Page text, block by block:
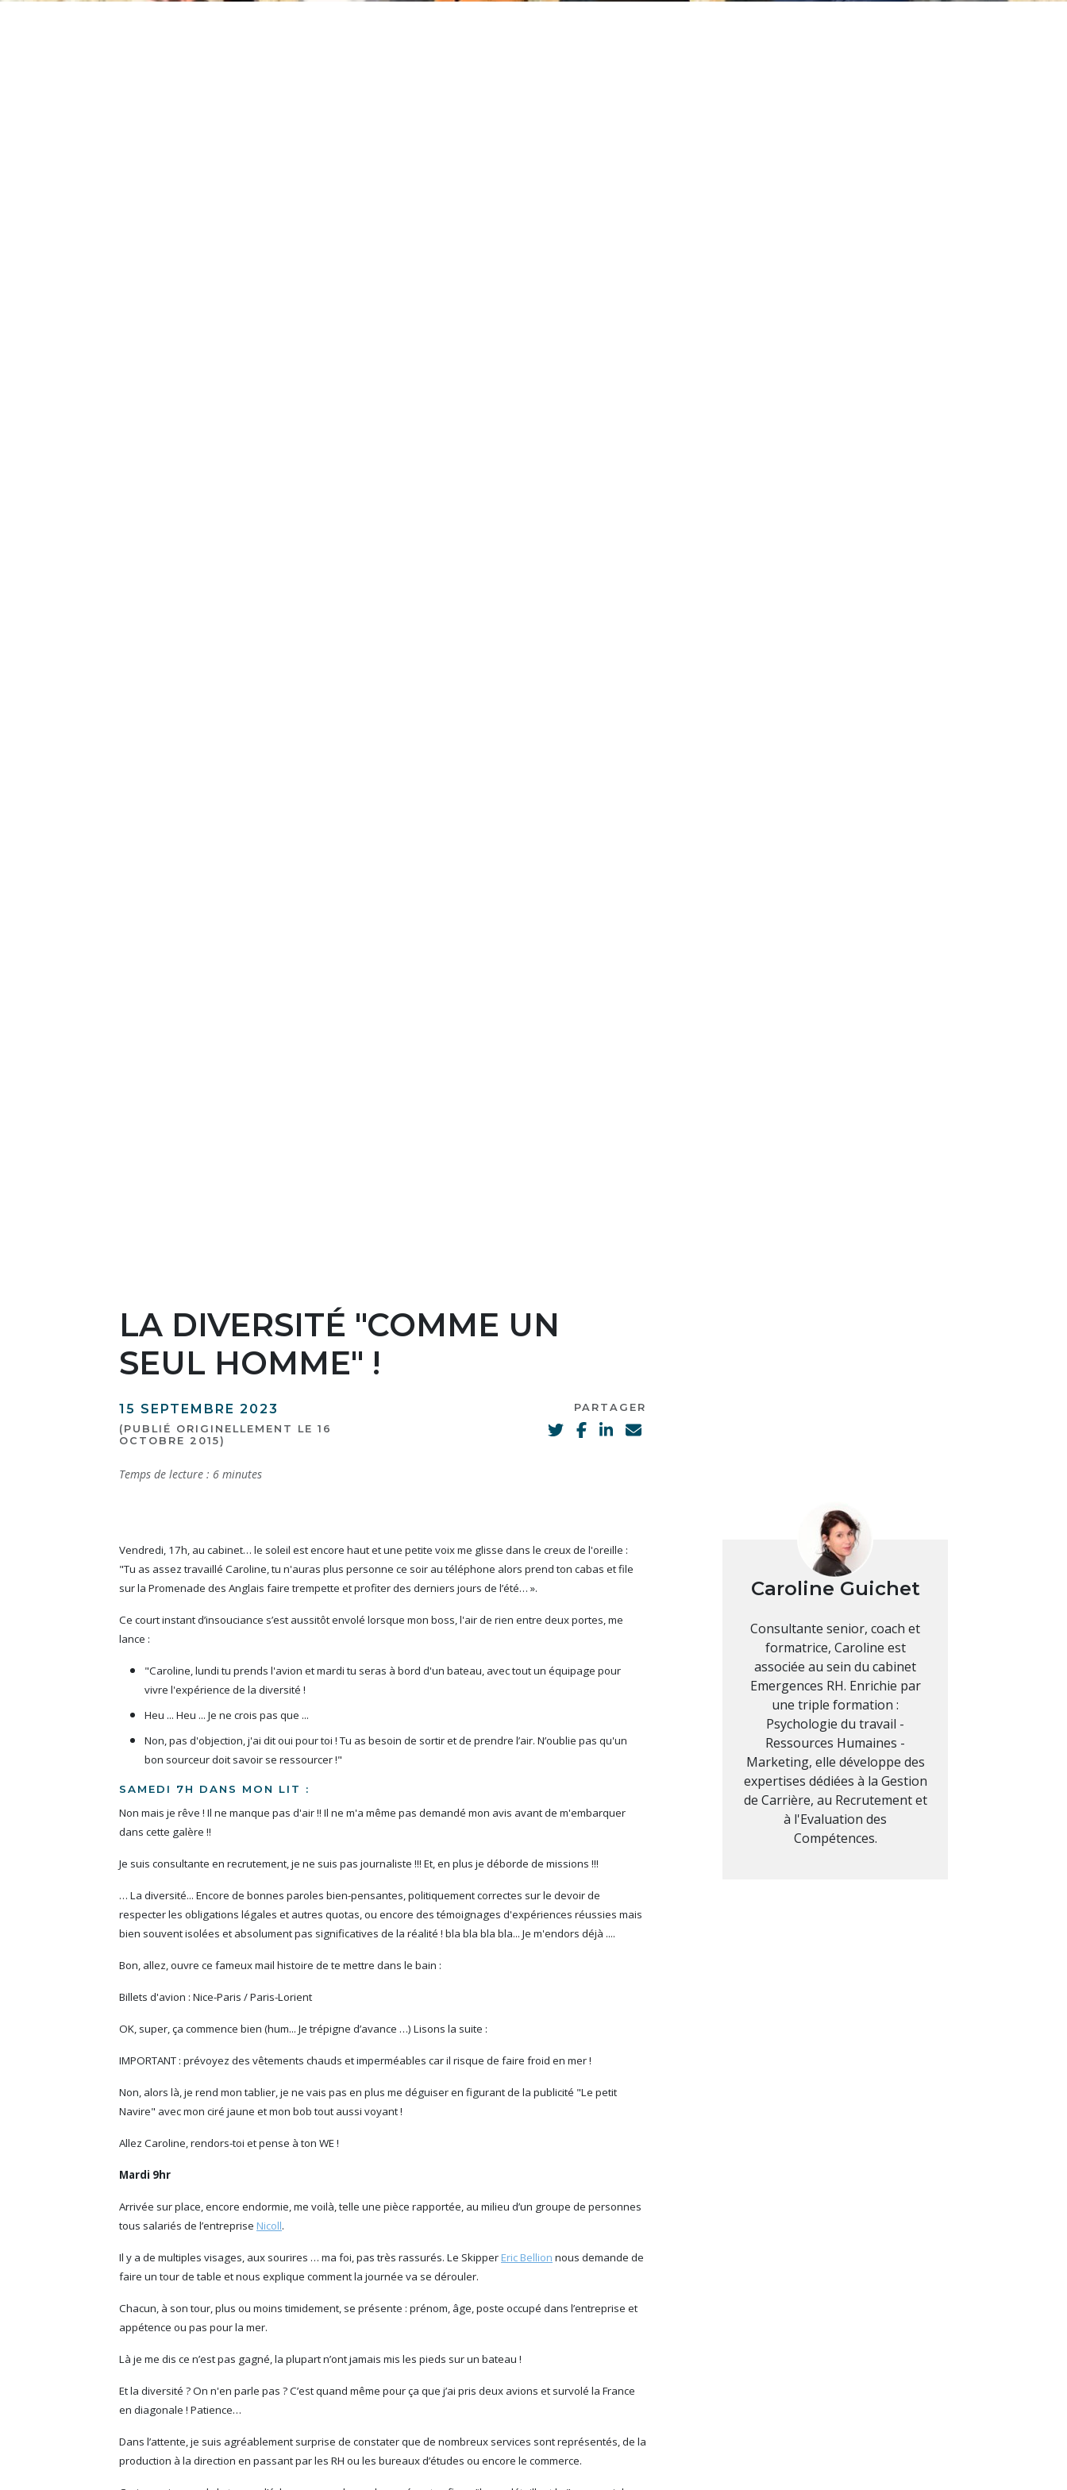
LA DIVERSITÉ "COMME UN
SEUL HOMME" !
15 SEPTEMBRE 2023
(PUBLIÉ ORIGINELLEMENT LE 16
OCTOBRE 2015)
Temps de lecture : 6 minutes
PARTAGER
Vendredi, 17h, au cabinet… le soleil est encore haut et une petite voix me glisse dans le creux de l'oreille :
"Tu as assez travaillé Caroline, tu n'auras plus personne ce soir au téléphone alors prend ton cabas et file
sur la Promenade des Anglais faire trempette et profiter des derniers jours de l’été… ».
Ce court instant d’insouciance s’est aussitôt envolé lorsque mon boss, l'air de rien entre deux portes, me
lance :
"Caroline, lundi tu prends l'avion et mardi tu seras à bord d'un bateau, avec tout un équipage pour
vivre l'expérience de la diversité !
Heu ... Heu ... Je ne crois pas que ...
Non, pas d'objection, j'ai dit oui pour toi ! Tu as besoin de sortir et de prendre l’air. N’oublie pas qu'un
bon sourceur doit savoir se ressourcer !"
SAMEDI 7H DANS MON LIT :
Non mais je rêve ! Il ne manque pas d'air !! Il ne m'a même pas demandé mon avis avant de m'embarquer
dans cette galère !!
Je suis consultante en recrutement, je ne suis pas journaliste !!! Et, en plus je déborde de missions !!!
… La diversité... Encore de bonnes paroles bien-pensantes, politiquement correctes sur le devoir de
respecter les obligations légales et autres quotas, ou encore des témoignages d'expériences réussies mais
bien souvent isolées et absolument pas significatives de la réalité ! bla bla bla bla... Je m'endors déjà ....
Bon, allez, ouvre ce fameux mail histoire de te mettre dans le bain :
Billets d'avion : Nice-Paris / Paris-Lorient
OK, super, ça commence bien (hum... Je trépigne d’avance …) Lisons la suite :
IMPORTANT : prévoyez des vêtements chauds et imperméables car il risque de faire froid en mer !
Non, alors là, je rend mon tablier, je ne vais pas en plus me déguiser en figurant de la publicité "Le petit
Navire" avec mon ciré jaune et mon bob tout aussi voyant !
Allez Caroline, rendors-toi et pense à ton WE !
Mardi 9hr
Arrivée sur place, encore endormie, me voilà, telle une pièce rapportée, au milieu d’un groupe de personnes
tous salariés de l’entreprise Nicoll.
Il y a de multiples visages, aux sourires … ma foi, pas très rassurés. Le SkipperEric Bellion nous demande de
faire un tour de table et nous explique comment la journée va se dérouler.
Chacun, à son tour, plus ou moins timidement, se présente : prénom, âge, poste occupé dans l’entreprise et
appétence ou pas pour la mer.
Là je me dis ce n’est pas gagné, la plupart n’ont jamais mis les pieds sur un bateau !
Et la diversité ? On n'en parle pas ? C’est quand même pour ça que j’ai pris deux avions et survolé la France
en diagonale ! Patience…
Dans l’attente, je suis agréablement surprise de constater que de nombreux services sont représentés, de la
production à la direction en passant par les RH ou les bureaux d’études ou encore le commerce.
Caroline Guichet
Consultante senior, coach et
formatrice, Caroline est
associée au sein du cabinet
Emergences RH. Enrichie par
une triple formation :
Psychologie du travail -
Ressources Humaines -
Marketing, elle développe des
expertises dédiées à la Gestion
de Carrière, au Recrutement et
à l'Evaluation des
Compétences.